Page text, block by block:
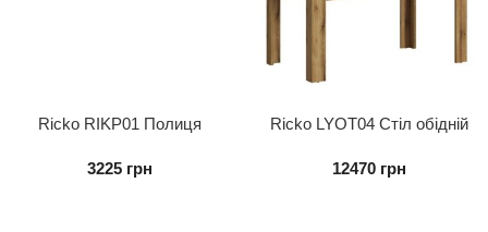
Ricko RIKP01 Полиця
3225 грн
Ricko LYOT04 Стіл обідній
12470 грн